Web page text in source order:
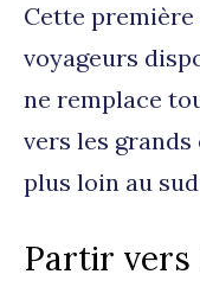
Cette
voyageurs
ne remplace
vers les
plus loin au
Partir vers